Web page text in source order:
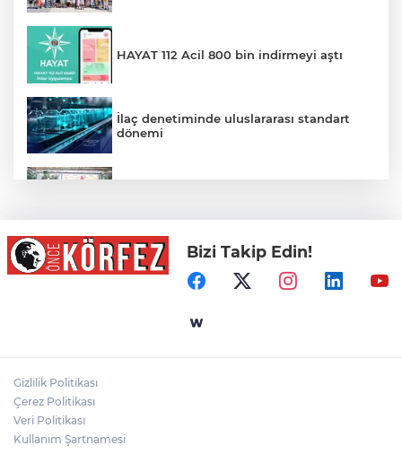
HAYAT 112 Acil 800 bin indirmeyi aştı
İlaç denetiminde uluslararası standart
dönemi
Sağlıklı Yaşam Programı Vatandaşları Bu
Hafta da Sporla Buluşturdu
Bizi Takip Edin!
Gizlilik Politikası
Çerez Politikası
Veri Politikası
Kullanım Şartnamesi